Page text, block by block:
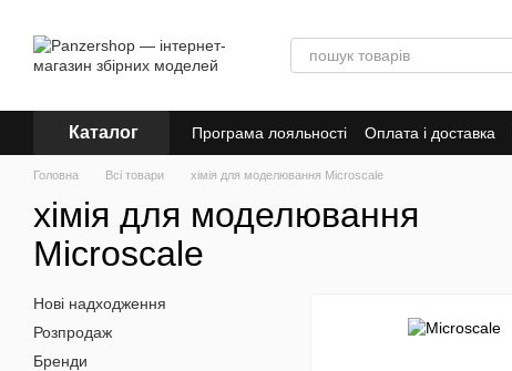
Каталог Програма лояльності Оплата і доставка
Головна Всі товари хімія для моделювання Microscale
хімія для моделювання
Microscale
Нові надходження
Розпродаж
Бренди